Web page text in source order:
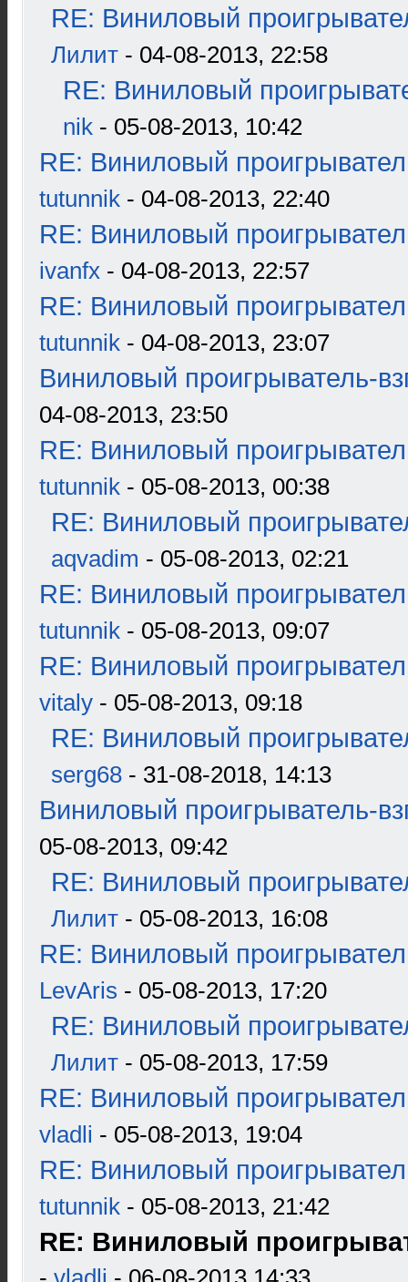
RE: Виниловый
Лилит - 04-08-2013, 22:58
RE: Виниловый
nik - 05-08-2013, 10:42
RE: Виниловый
tutunnik - 04-08-2013, 22:40
RE: Виниловый
ivanfx - 04-08-2013, 22:57
RE: Виниловый
tutunnik - 04-08-2013, 23:07
Виниловый проигрыватель-
04-08-2013, 23:50
RE: Виниловый
tutunnik - 05-08-2013, 00:38
RE: Виниловый
aqvadim - 05-08-2013, 02:21
RE: Виниловый
tutunnik - 05-08-2013, 09:07
RE: Виниловый
vitaly - 05-08-2013, 09:18
RE: Виниловый
serg68 - 31-08-2018, 14:13
Виниловый проигрыватель-
05-08-2013, 09:42
RE: Виниловый
Лилит - 05-08-2013, 16:08
RE: Виниловый
LevAris - 05-08-2013, 17:20
RE: Виниловый
Лилит - 05-08-2013, 17:59
RE: Виниловый
vladli - 05-08-2013, 19:04
RE: Виниловый
tutunnik - 05-08-2013, 21:42
RE: Виниловый